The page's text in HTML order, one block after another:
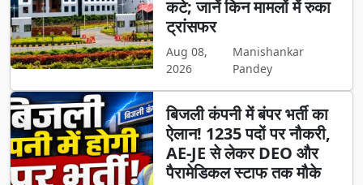
कटे; जानें किन मामलों में रुका
ट्रांसफर
Aug 08,
2026
Manishankar
Pandey
बिजली कंपनी में बंपर भर्ती का
ऐलान! 1235 पदों पर नौकरी,
AE-JE से लेकर DEO और
पैरामेडिकल स्टाफ तक मौके